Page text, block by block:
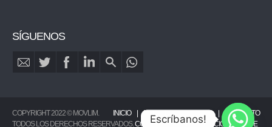
SÍGUENOS
INICIO PORTAFOLIO BLOG CONTACTO
COPYRIGHT 2022 © MOVLIM.
TODOS LOS DERECHOS RESERVADOS.CONDICIONES DEL SERVICIO LIBRO DE
Escríbanos!